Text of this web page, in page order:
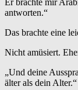
Er brachte mir
antworten.“
Das brachte eine
Nicht amüsiert.
„Und deine
älter als dein Alter.“